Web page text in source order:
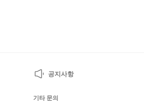
공지사항
기타 문의